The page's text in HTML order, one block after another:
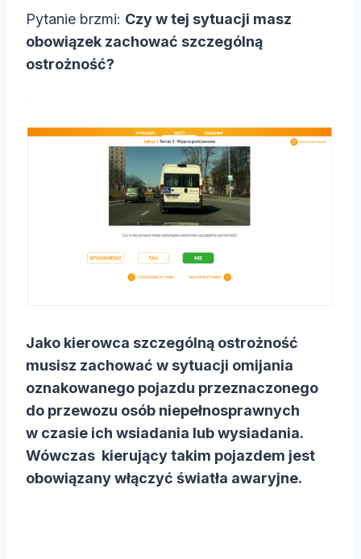
Pytanie brzmi: Czy w tej sytuacji masz
obowiązek zachować szczególną
ostrożność?
Jako kierowca szczególną ostrożność
musisz zachować w sytuacji omijania
oznakowanego pojazdu przeznaczonego
do przewozu osób niepełnosprawnych
w czasie ich wsiadania lub wysiadania.
Wówczas kierujący takim pojazdem jest
obowiązany włączyć światła awaryjne.